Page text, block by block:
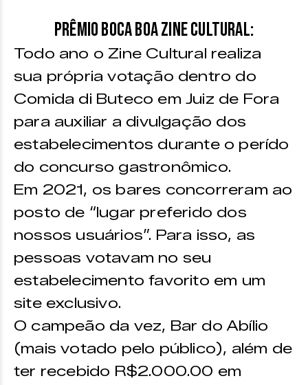
Prêmio Boca Boa Zine Cultural:
Todo ano o Zine Cultural realiza
sua própria votação dentro do
Comida di Buteco em Juiz de Fora
para auxiliar a divulgação dos
estabelecimentos durante o perído
do concurso gastronômico.
Em 2021, os bares concorreram ao
posto de “lugar preferido dos
nossos usuários”. Para isso, as
pessoas votavam no seu
estabelecimento favorito em um
site exclusivo.
O campeão da vez, Bar do Abílio
(mais votado pelo público), além de
ter recebido R$2.000.00 em